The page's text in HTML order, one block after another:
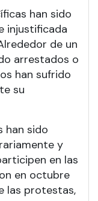
han sido
injustificada
de un
arrestados o
han sufrido
su
han sido
y
en las
en octubre
las protestas,